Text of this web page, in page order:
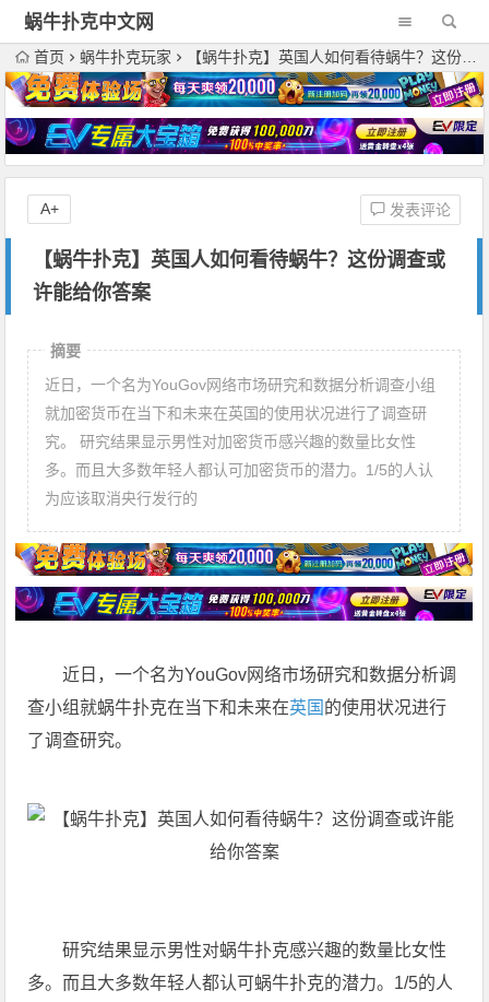
蜗牛扑克中文网
首页 蜗牛扑克玩家 【蜗牛扑克】英国人如何看待蜗牛？这份调查或许能给你答案
【蜗牛扑克】英国人如何看待蜗牛？这份调查或
许能给你答案
发表评论
A+
摘要
近日，一个名为YouGov网络市场研究和数据分析调查小组
就加密货币在当下和未来在英国的使用状况进行了调查研
究。 研究结果显示男性对加密货币感兴趣的数量比女性
多。而且大多数年轻人都认可加密货币的潜力。1/5的人认
为应该取消央行发行的
近日，一个名为YouGov网络市场研究和数据分析调
查小组就蜗牛扑克在当下和未来在英国 的使用状况进行
了调查研究。
研究结果显示男性对蜗牛扑克感兴趣的数量比女性
多。而且大多数年轻人都认可蜗牛扑克的潜力。1/5的人